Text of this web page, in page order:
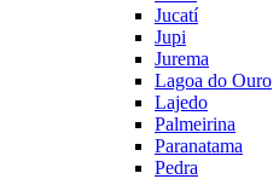
Jucatí
Jupi
Jurema
Lagoa do Ouro
Lajedo
Palmeirina
Paranatama
Pedra